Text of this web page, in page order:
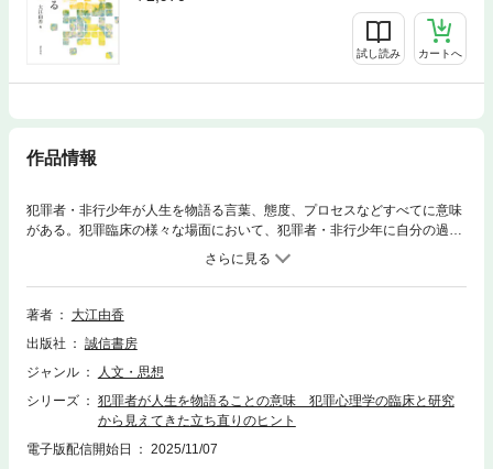
試し読み カートへ
作品情報
犯罪者・非行少年が人生を物語る言葉、態度、プロセスなどすべてに意味
がある。犯罪臨床の様々な場面において、犯罪者・非行少年に自分の過去
を振り返らせ、語らせている。本書は、更生支援に携わる臨床家と研究者
の双方の視点から、その目的や意義、効果などを整理し、アセスメントお
よび立ち直り支援において、犯罪者・非行少年に人生を物語らせることの
必要性について考察する。犯罪臨床の中で見出された経験知と、心理学・
は、エビデンスが重視される司法・犯罪領域の現場で生育歴を扱う意味
や、より効果的な立ち直り支援方法について考えるためのヒントが散りば
著者
大江由香
出版社
誠信書房
ジャンル
人文・思想
シリーズ
犯罪者が人生を物語ることの意味 犯罪心理学の臨床と研究
から見えてきた立ち直りのヒント
電子版配信開始日
2025/11/07